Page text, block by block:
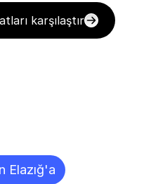
karşılaştır
Elazığ'a